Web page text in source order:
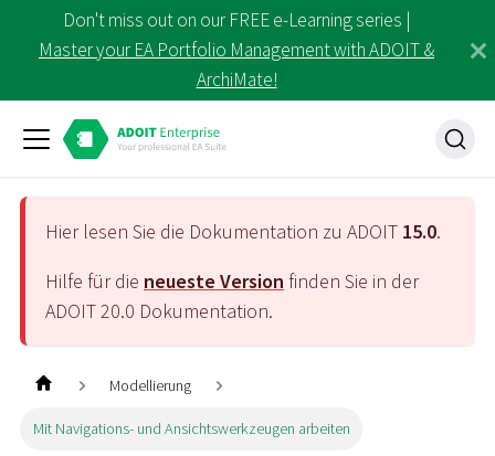
Don't miss out on our FREE e-Learning series |
Master your EA Portfolio Management with ADOIT &
ArchiMate!
Hier lesen Sie die Dokumentation zu ADOIT 15.0.
Hilfe für die neueste Version finden Sie in der
ADOIT20.0 Dokumentation.
Modellierung
Mit Navigations- und Ansichtswerkzeugen arbeiten